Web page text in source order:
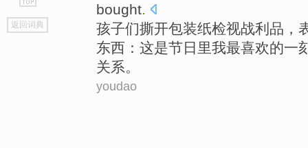
go
top
返回词典
bought.
孩子们撕开包装纸检视战利品 ，
东西： 这是节日里我最喜欢的一
关系。
youdao